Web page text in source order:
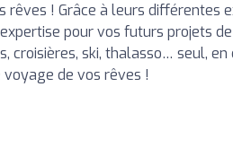
rêves ! Grâce à leurs différentes
pour vos futurs projets
croisières, ski, thalasso… seul,
de vos rêves !